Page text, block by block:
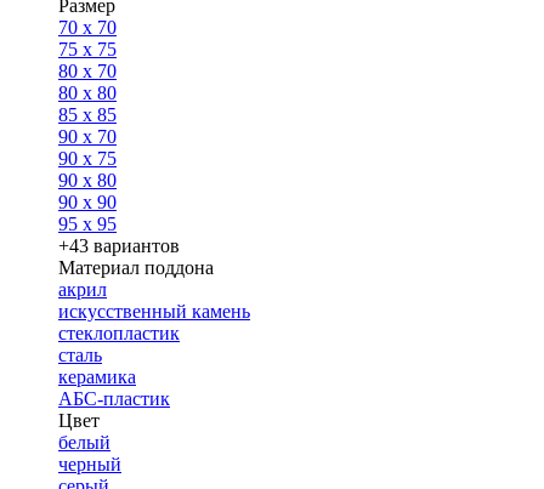
Размер
70 x 70
75 x 75
80 x 70
80 x 80
85 x 85
90 x 70
90 x 75
90 x 80
90 x 90
95 x 95
+43 вариантов
Материал поддона
акрил
искусственный камень
стеклопластик
сталь
керамика
АБС-пластик
Цвет
белый
черный